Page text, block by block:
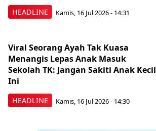
HEADLINE Kamis, 16 Jul 2026 - 14:31
HEADLINE
Viral Seorang Ayah Tak Kuasa
Menangis Lepas Anak Masuk
Sekolah TK: Jangan Sakiti Anak Kecil
Ini
Kamis, 16 Jul 2026 - 14:30